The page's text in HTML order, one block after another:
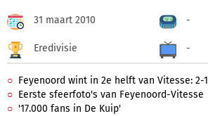
31 maart 2010 -
Eredivisie -
Feyenoord wint in 2e helft van Vitesse: 2-1
Eerste sfeerfoto's van Feyenoord-Vitesse
'17.000 fans in De Kuip'